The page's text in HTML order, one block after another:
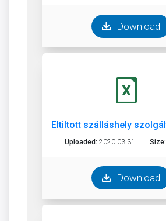
Download
Uploaded: 2020.03.31 Size:
Download